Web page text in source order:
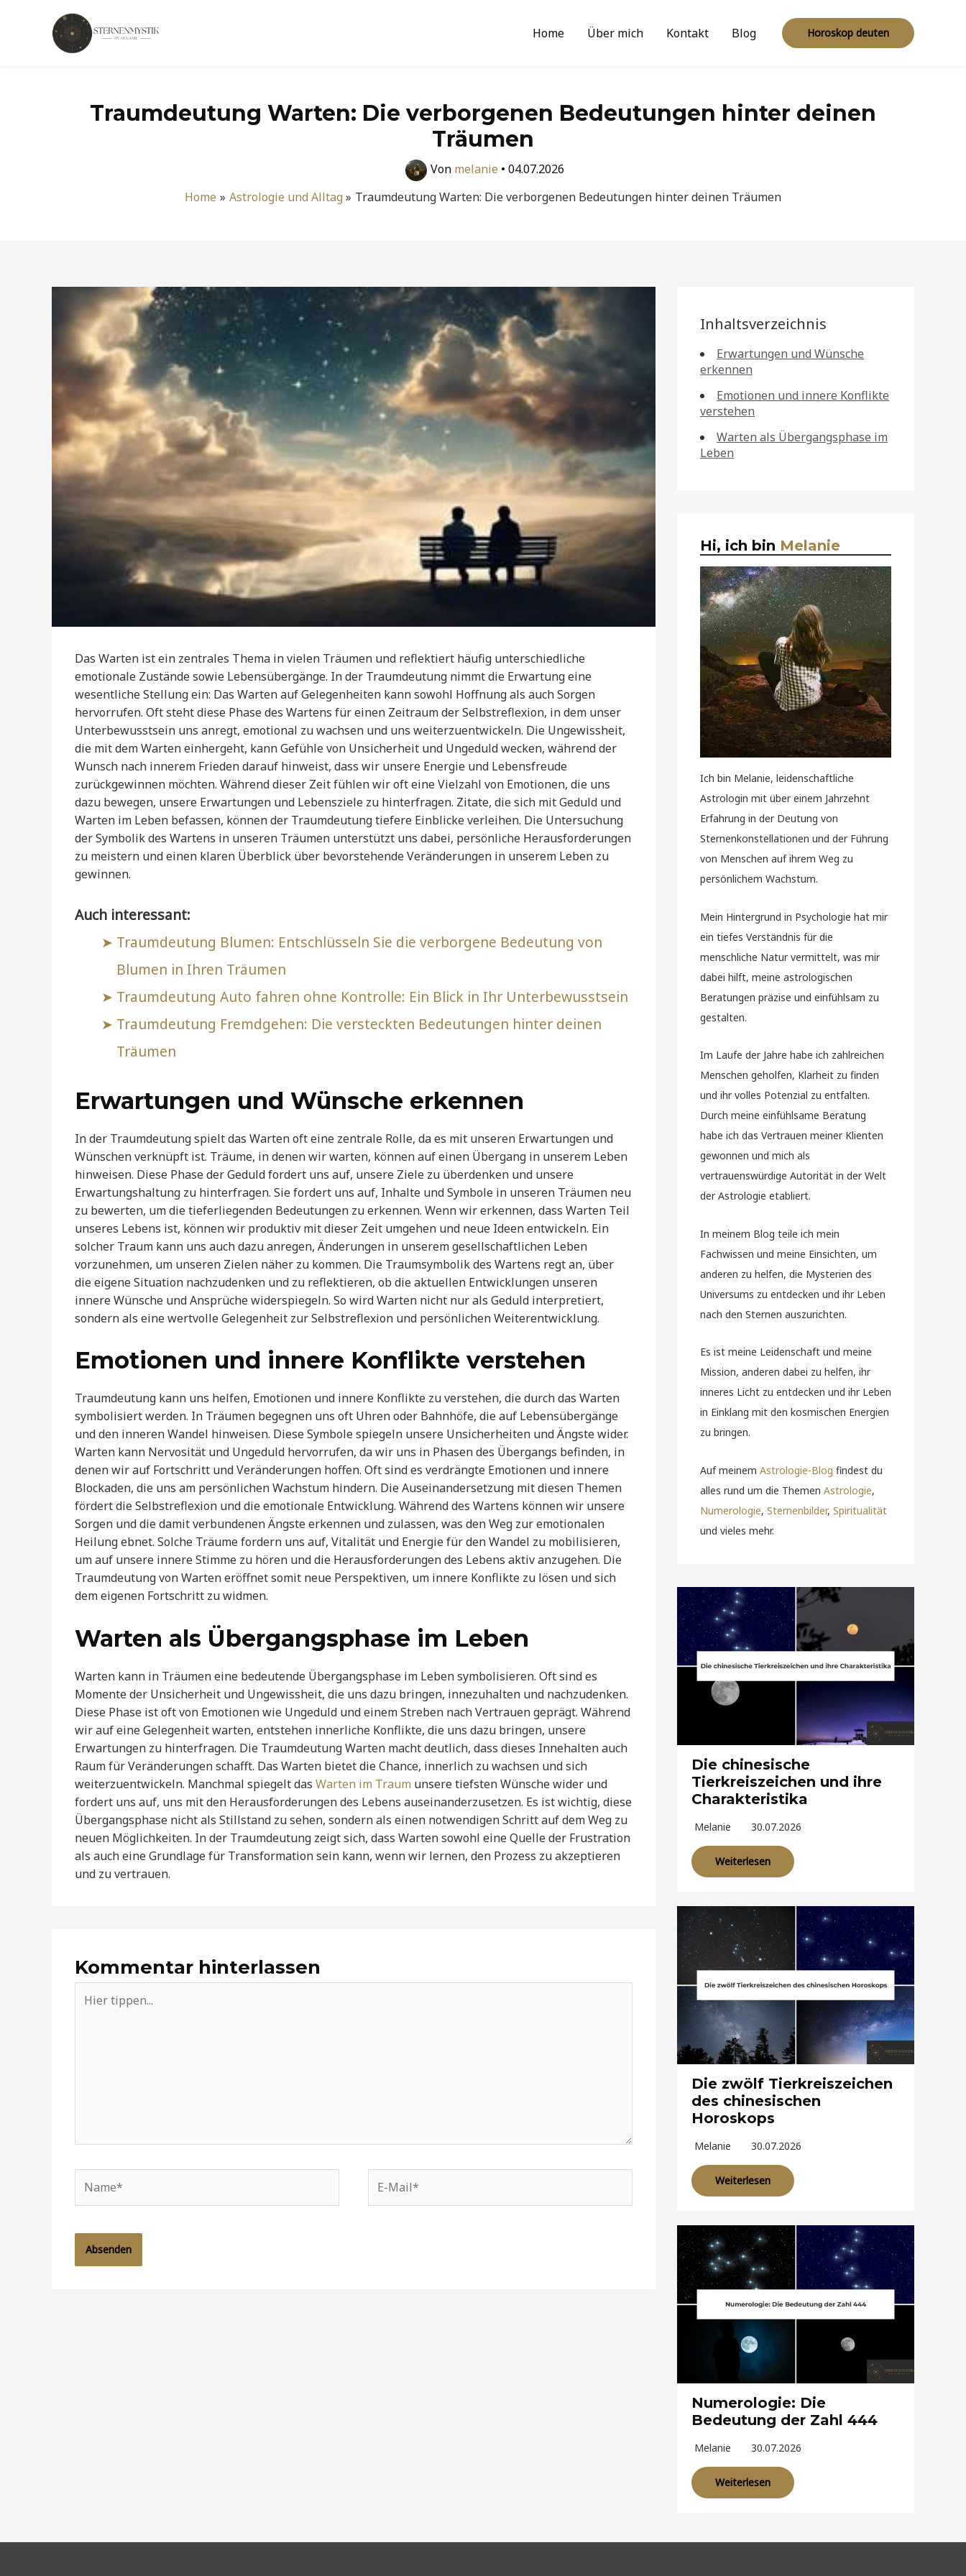
Home Über mich Kontakt Blog Horoskop deuten
Traumdeutung Warten: Die verborgenen Bedeutungen hinter deinen
Träumen
Von melanie • 04.07.2026
Home
Astrologie und Alltag Traumdeutung Warten: Die verborgenen Bedeutungen hinter deinen Träumen
Das Warten ist ein zentrales Thema in vielen Träumen und reflektiert häufig unterschiedliche
emotionale Zustände sowie Lebensübergänge. In der Traumdeutung nimmt die Erwartung eine
wesentliche Stellung ein: Das Warten auf Gelegenheiten kann sowohl Hoffnung als auch Sorgen
hervorrufen. Oft steht diese Phase des Wartens für einen Zeitraum der Selbstreflexion, in dem unser
Unterbewusstsein uns anregt, emotional zu wachsen und uns weiterzuentwickeln. Die Ungewissheit,
die mit dem Warten einhergeht, kann Gefühle von Unsicherheit und Ungeduld wecken, während der
Wunsch nach innerem Frieden darauf hinweist, dass wir unsere Energie und Lebensfreude
zurückgewinnen möchten. Während dieser Zeit fühlen wir oft eine Vielzahl von Emotionen, die uns
dazu bewegen, unsere Erwartungen und Lebensziele zu hinterfragen. Zitate, die sich mit Geduld und
Warten im Leben befassen, können der Traumdeutung tiefere Einblicke verleihen. Die Untersuchung
der Symbolik des Wartens in unseren Träumen unterstützt uns dabei, persönliche Herausforderungen
zu meistern und einen klaren Überblick über bevorstehende Veränderungen in unserem Leben zu
gewinnen.
Auch interessant:
Traumdeutung Blumen: Entschlüsseln Sie die verborgene Bedeutung von
Blumen in Ihren Träumen
Traumdeutung Auto fahren ohne Kontrolle: Ein Blick in Ihr Unterbewusstsein
Traumdeutung Fremdgehen: Die versteckten Bedeutungen hinter deinen
Träumen
Erwartungen und Wünsche erkennen
In der Traumdeutung spielt das Warten oft eine zentrale Rolle, da es mit unseren Erwartungen und
Wünschen verknüpft ist. Träume, in denen wir warten, können auf einen Übergang in unserem Leben
hinweisen. Diese Phase der Geduld fordert uns auf, unsere Ziele zu überdenken und unsere
Erwartungshaltung zu hinterfragen. Sie fordert uns auf, Inhalte und Symbole in unseren Träumen neu
zu bewerten, um die tieferliegenden Bedeutungen zu erkennen. Wenn wir erkennen, dass Warten Teil
unseres Lebens ist, können wir produktiv mit dieser Zeit umgehen und neue Ideen entwickeln. Ein
solcher Traum kann uns auch dazu anregen, Änderungen in unserem gesellschaftlichen Leben
vorzunehmen, um unseren Zielen näher zu kommen. Die Traumsymbolik des Wartens regt an, über
die eigene Situation nachzudenken und zu reflektieren, ob die aktuellen Entwicklungen unseren
innere Wünsche und Ansprüche widerspiegeln. So wird Warten nicht nur als Geduld interpretiert,
sondern als eine wertvolle Gelegenheit zur Selbstreflexion und persönlichen Weiterentwicklung.
Emotionen und innere Konflikte verstehen
Traumdeutung kann uns helfen, Emotionen und innere Konflikte zu verstehen, die durch das Warten
symbolisiert werden. In Träumen begegnen uns oft Uhren oder Bahnhöfe, die auf Lebensübergänge
und den inneren Wandel hinweisen. Diese Symbole spiegeln unsere Unsicherheiten und Ängste wider.
Warten kann Nervosität und Ungeduld hervorrufen, da wir uns in Phasen des Übergangs befinden, in
denen wir auf Fortschritt und Veränderungen hoffen. Oft sind es verdrängte Emotionen und innere
Blockaden, die uns am persönlichen Wachstum hindern. Die Auseinandersetzung mit diesen Themen
fördert die Selbstreflexion und die emotionale Entwicklung. Während des Wartens können wir unsere
Sorgen und die damit verbundenen Ängste erkennen und zulassen, was den Weg zur emotionalen
Heilung ebnet. Solche Träume fordern uns auf, Vitalität und Energie für den Wandel zu mobilisieren,
um auf unsere innere Stimme zu hören und die Herausforderungen des Lebens aktiv anzugehen. Die
Traumdeutung von Warten eröffnet somit neue Perspektiven, um innere Konflikte zu lösen und sich
dem eigenen Fortschritt zu widmen.
Warten als Übergangsphase im Leben
Warten kann in Träumen eine bedeutende Übergangsphase im Leben symbolisieren. Oft sind es
Momente der Unsicherheit und Ungewissheit, die uns dazu bringen, innezuhalten und nachzudenken.
Diese Phase ist oft von Emotionen wie Ungeduld und einem Streben nach Vertrauen geprägt. Während
wir auf eine Gelegenheit warten, entstehen innerliche Konflikte, die uns dazu bringen, unsere
Erwartungen zu hinterfragen. Die Traumdeutung Warten macht deutlich, dass dieses Innehalten auch
Raum für Veränderungen schafft. Das Warten bietet die Chance, innerlich zu wachsen und sich
weiterzuentwickeln. Manchmal spiegelt das Warten im Traum unsere tiefsten Wünsche wider und
fordert uns auf, uns mit den Herausforderungen des Lebens auseinanderzusetzen. Es ist wichtig, diese
Übergangsphase nicht als Stillstand zu sehen, sondern als einen notwendigen Schritt auf dem Weg zu
neuen Möglichkeiten. In der Traumdeutung zeigt sich, dass Warten sowohl eine Quelle der Frustration
als auch eine Grundlage für Transformation sein kann, wenn wir lernen, den Prozess zu akzeptieren
und zu vertrauen.
Kommentar hinterlassen
tippen...
Mail*
Inhaltsverzeichnis
Erwartungen und Wünsche
erkennen
Emotionen und innere Konflikte
verstehen
Warten als Übergangsphase im
Leben
Hi, ich bin Melanie
Ich bin Melanie, leidenschaftliche
Astrologin mit über einem Jahrzehnt
Erfahrung in der Deutung von
Sternenkonstellationen und der Führung
von Menschen auf ihrem Weg zu
persönlichem Wachstum.
Mein Hintergrund in Psychologie hat mir
ein tiefes Verständnis für die
menschliche Natur vermittelt, was mir
dabei hilft, meine astrologischen
Beratungen präzise und einfühlsam zu
gestalten.
Im Laufe der Jahre habe ich zahlreichen
Menschen geholfen, Klarheit zu finden
und ihr volles Potenzial zu entfalten.
Durch meine einfühlsame Beratung
habe ich das Vertrauen meiner Klienten
gewonnen und mich als
vertrauenswürdige Autorität in der Welt
der Astrologie etabliert.
In meinem Blog teile ich mein
Fachwissen und meine Einsichten, um
anderen zu helfen, die Mysterien des
Universums zu entdecken und ihr Leben
nach den Sternen auszurichten.
Es ist meine Leidenschaft und meine
Mission, anderen dabei zu helfen, ihr
inneres Licht zu entdecken und ihr Leben
in Einklang mit den kosmischen Energien
zu bringen.
Auf meinem Astrologie-Blog findest du
alles rund um die Themen Astrologie,
Numerologie, Sternenbilder, Spiritualität
und vieles mehr.
Die chinesische
Tierkreiszeichen und ihre
Charakteristika
Melanie 30.07.2026
Weiterlesen
Die zwölf Tierkreiszeichen
des chinesischen
Horoskops
Melanie 30.07.2026
Weiterlesen
Numerologie: Die
Bedeutung der Zahl 444
Melanie 30.07.2026
Weiterlesen